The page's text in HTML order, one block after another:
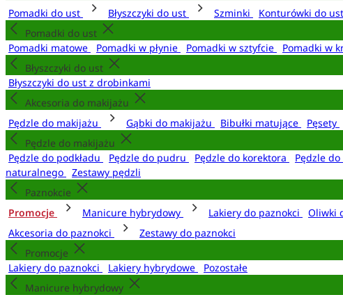
Pomadki do ust
Błyszczyki do ust Szminki Konturówki do ust
Pomadki do ust
Pomadki matowe
Pomadki w płynie Pomadki w sztyfcie Pomadki w
Błyszczyki do ust
Błyszczyki do ust z drobinkami
Akcesoria do makijażu
Pędzle do makijażu
Gąbki do makijażu Bibułki matujące Pęsety
Pędzle do makijażu
Pędzle do podkładu
Pędzle do pudru Pędzle do korektora Pędzle
naturalnego
Zestawy pędzli
Paznokcie
Promocje
Manicure hybrydowy Lakiery do paznokci Oliwki
Akcesoria do paznokci
Zestawy do paznokci
Promocje
Lakiery do paznokci
Lakiery hybrydowe
Pozostałe
Manicure hybrydowy